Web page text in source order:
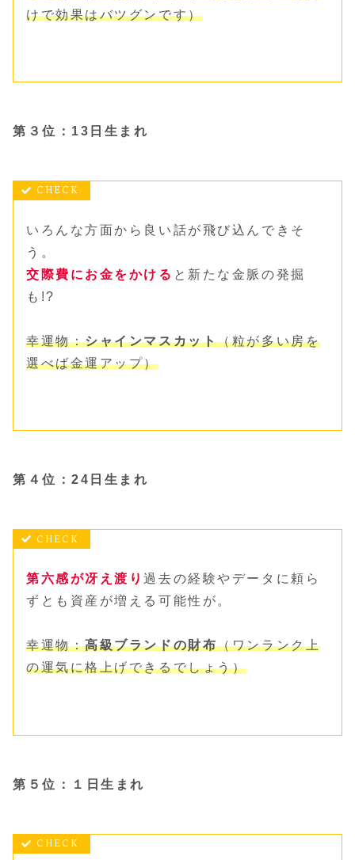
けで効果はバツグンです）
第３位：13日生まれ
いろんな方面から良い話が飛び込んできそ
う。
交際費にお金をかける と新たな金脈の発掘
も!?
幸運物：シャインマスカット（粒が多い房を
選べば金運アップ）
第４位：24日生まれ
第六感が冴え渡り過去の経験やデータに頼ら
ずとも資産が増える可能性が。
幸運物：高級ブランドの財布（ワンランク上
の運気に格上げできるでしょう）
第５位：１日生まれ